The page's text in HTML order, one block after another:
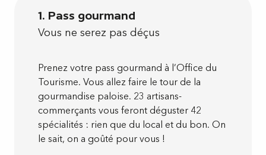
1. Pass gourmand
Vous ne serez pas déçus
Prenez votre pass gourmand à l’Office du
Tourisme. Vous allez faire le tour de la
gourmandise paloise. 23 artisans-
commerçants vous feront déguster 42
spécialités : rien que du local et du bon. On
le sait, on a goûté pour vous !